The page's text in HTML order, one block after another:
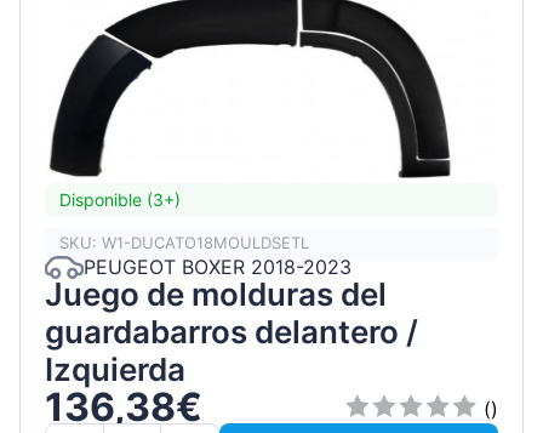
Disponible (3+)
SKU: W1-DUCATO18MOULDSETL
PEUGEOT BOXER 2018-2023
Juego de molduras del
guardabarros delantero /
Izquierda
136,38€
()